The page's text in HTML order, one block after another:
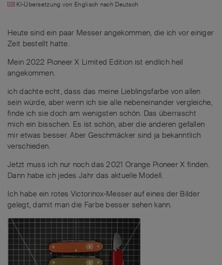
KI-Übersetzung von Englisch nach Deutsch
Heute sind ein paar Messer angekommen, die ich vor einiger
Zeit bestellt hatte.
Mein 2022 Pioneer X Limited Edition ist endlich heil
angekommen.
ich dachte echt, dass das meine Lieblingsfarbe von allen
sein würde, aber wenn ich sie alle nebeneinander vergleiche,
finde ich sie doch am wenigsten schön. Das überrascht
mich ein bisschen. Es ist schön, aber die anderen gefallen
mir etwas besser. Aber Geschmäcker sind ja bekanntlich
verschieden.
Jetzt muss ich nur noch das 2021 Orange Pioneer X finden.
Dann habe ich jedes Jahr das aktuelle Modell.
Ich habe ein rotes Victorinox-Messer auf eines der Bilder
gelegt, damit man die Farbe besser sehen kann.